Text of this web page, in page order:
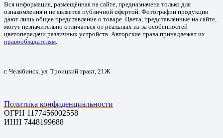
Вся информация, размещённая на сайте, предназначена только для
ознакомления и не является публичной офертой. Фотографии продукции
дают лишь общее представление о товаре. Цвета, представленные на сайте,
могут незначительно отличаться от реальных из-за особенностей
цветопередачи различных устройств. Авторские права принадлежат их
правообладателям
г. Челябинск, ул. Троицкий тракт, 21Ж
Политика конфиденциальности
ОГРН 1177456002558
ИНН 7448199688